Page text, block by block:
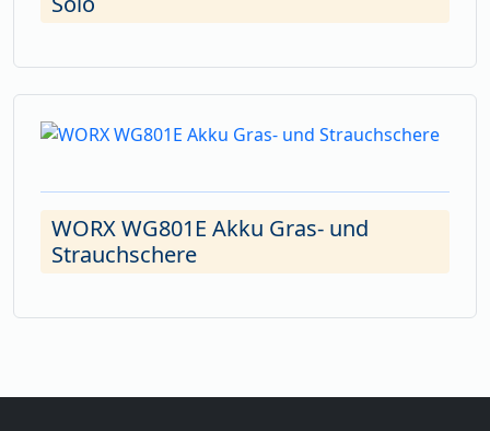
WORX WG801E Akku Gras- und
Strauchschere